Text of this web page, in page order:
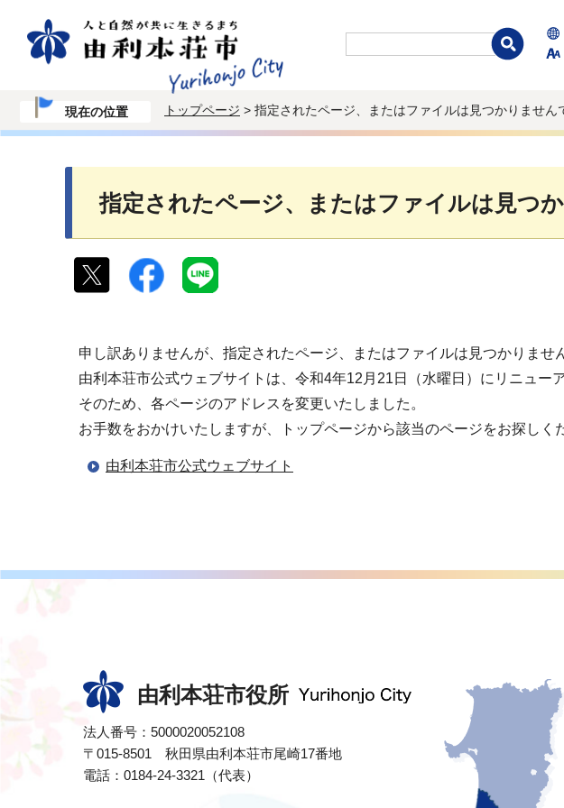
現在の位置 トップページ > 指定されたページ、またはファイルは見つかりません
指定されたページ、またはファイルは見つ
申し訳ありませんが、指定されたページ、またはファイルは見つかりませ
由利本荘市公式ウェブサイトは、令和4年12月21日（水曜日）にリニュー
そのため、各ページのアドレスを変更いたしました。
お手数をおかけいたしますが、トップページから該当のページをお探しく
由利本荘市公式ウェブサイト
由利本荘市役所
法人番号：5000020052108
〒015-8501 秋田県由利本荘市尾崎17番地
電話：0184-24-3321（代表）